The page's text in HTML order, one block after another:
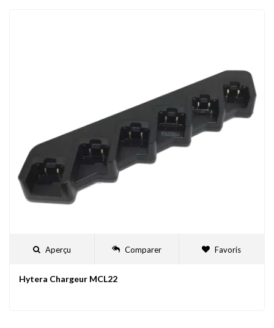
Aperçu Comparer Favoris
Hytera Chargeur MCL22